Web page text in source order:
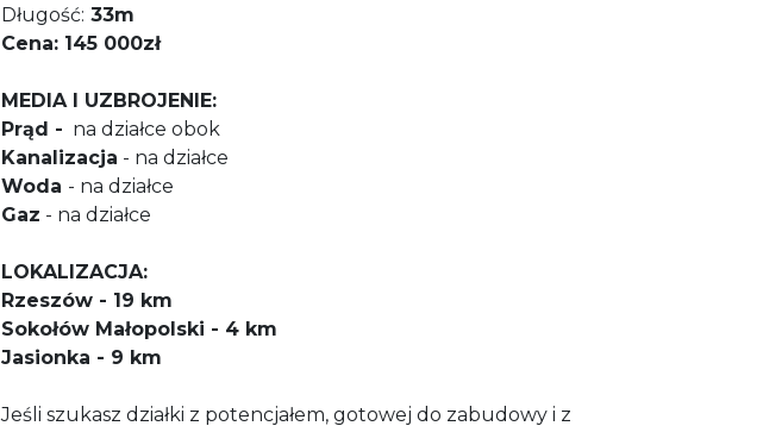
Długość: 33m
Cena: 145 000zł
MEDIA I UZBROJENIE:
Prąd - na działce obok
Kanalizacja - na działce
Woda - na działce
Gaz - na działce
LOKALIZACJA:
Rzeszów - 19 km
Sokołów Małopolski - 4 km
Jasionka - 9 km
Jeśli szukasz działki z potencjałem, gotowej do zabudowy i z